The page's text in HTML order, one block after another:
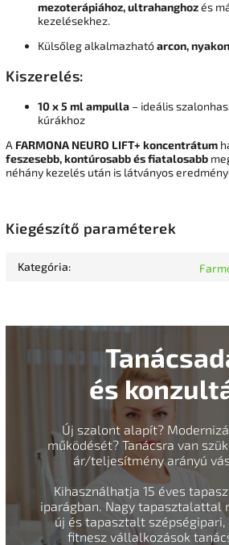
mezoterápiához, ultrahanghozés
kezelésekhez.
Külsőleg alkalmazhatóarcon,
Kiszerelés:
10 x 5 ml ampulla – ideális
kúrákhoz
A FARMONA NEURO LIFT+ koncentrátum
feszesebb, kontúrosabb és fiatalosabb
néhány kezelés után is látványos
Kiegészítő paraméterek
Kategória:
és
Új szalont alapít?
működését? Tanácsra van
ár/teljesítmény arányú
Kihasználhatja 15 éves
iparágban. Nagy tapasztalattal
új és tapasztalt
fitnesz vállalkozások